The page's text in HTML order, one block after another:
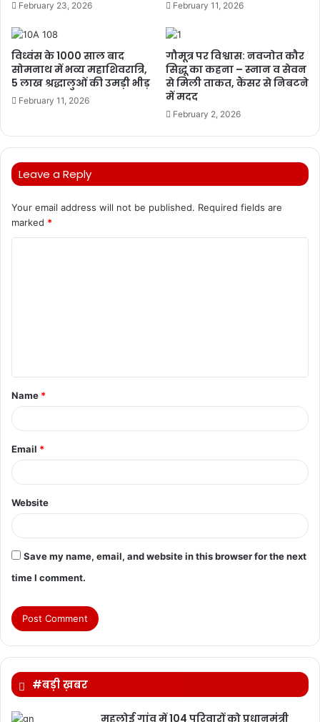
February 23, 2026 February 11, 2026
विध्वंस के 1000 साल बाद
सोमनाथ में भव्य महाशिवरात्रि,
5 लाख श्रद्धालुओं की उमड़ी भीड़
February 11, 2026
गौमूत्र पर विश्वास: नवजोत कौर
सिद्धू का कहना – स्नान व सेवन
से मिली ताकत, कैंसर से निबटने
में मदद
February 2, 2026
Leave a Reply
Your email address will not be published. Required fields are
marked *
t
*
Name *
Email *
Website
Save my name, email, and website in this browser for the next
time I comment.
#बड़ी ख़बर
महलोई गांव में 104 परिवारों को प्रधानमंत्री